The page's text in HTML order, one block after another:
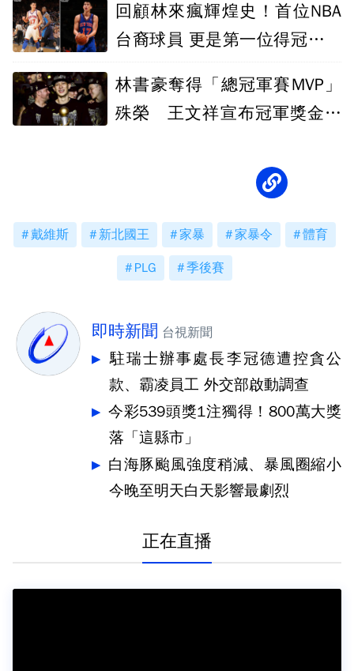
回顧林來瘋輝煌史！首位NBA
台裔球員 更是第一位得冠軍戒
林書豪奪得「總冠軍賽MVP」
殊榮 王文祥宣布冠軍獎金五
戴維斯 新北國王 家暴 家暴令 體育
PLG 季後賽
即時新聞 台視新聞
駐瑞士辦事處長李冠德遭控貪公
款、霸凌員工 外交部啟動調查
今彩539頭獎1注獨得！800萬大獎
落「這縣市」
白海豚颱風強度稍減、暴風圈縮小
今晚至明天白天影響最劇烈
正在直播